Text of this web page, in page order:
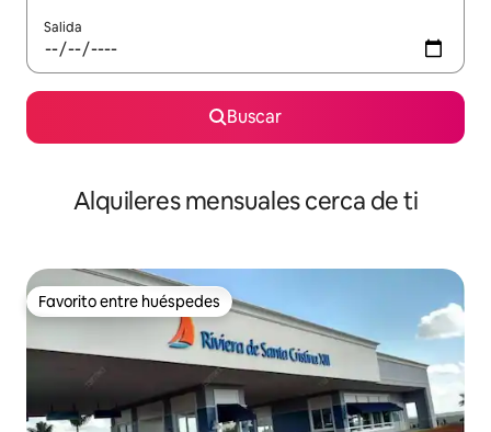
Salida
Buscar
Alquileres mensuales cerca de ti
Favorito entre huéspedes
Favorito entre huéspedes